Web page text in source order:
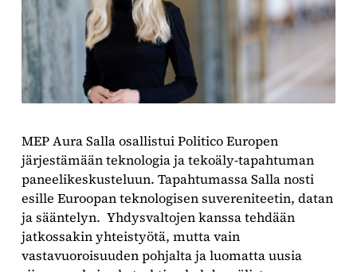
MEP Aura Salla osallistui Politico Europen
järjestämään teknologia ja tekoäly-tapahtuman
paneelikeskusteluun. Tapahtumassa Salla nosti
esille Euroopan teknologisen suvereniteetin, datan
ja sääntelyn. Yhdysvaltojen kanssa tehdään
jatkossakin yhteistyötä, mutta vain
vastavuoroisuuden pohjalta ja luomatta uusia